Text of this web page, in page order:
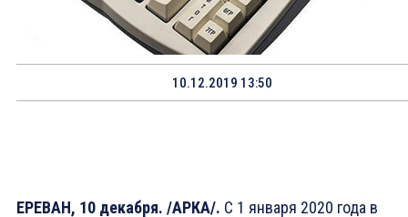
10.12.2019 13:50
ЕРЕВАН, 10 декабря. /АРКА/. С 1 января 2020 года в